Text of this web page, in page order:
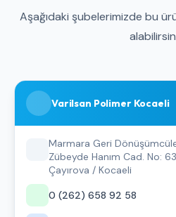
Aşağıdaki şubelerimizde bu
Varilsan Polimer Kocaeli
Marmara Geri
Zübeyde Hanım Cad. No: 63
Çayırova / Kocaeli
0 (262) 658 92 58